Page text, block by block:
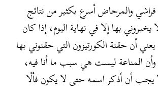
والمرحاض أسرع بكثير من نتائج
يخبروني بها إلا في نهاية اليوم، إذا كان
أن حقنة الكورتيزون التي حقنوني بها
المناعة ليست هي سبب ما أنا فيه،
يجب أن أذكر اسمه حتى لا يكون فألًا